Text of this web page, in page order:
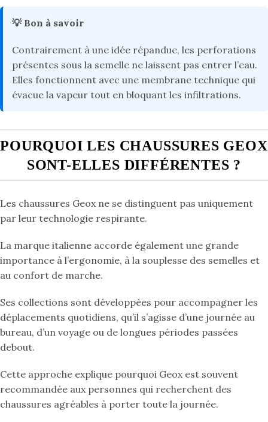
💡 Bon à savoir
Contrairement à une idée répandue, les perforations
présentes sous la semelle ne laissent pas entrer l’eau.
Elles fonctionnent avec une membrane technique qui
évacue la vapeur tout en bloquant les infiltrations.
POURQUOI LES CHAUSSURES GEOX
SONT-ELLES DIFFÉRENTES ?
Les chaussures Geox ne se distinguent pas uniquement
par leur technologie respirante.
La marque italienne accorde également une grande
importance à l’ergonomie, à la souplesse des semelles et
au confort de marche.
Ses collections sont développées pour accompagner les
déplacements quotidiens, qu’il s’agisse d’une journée au
bureau, d’un voyage ou de longues périodes passées
debout.
Cette approche explique pourquoi Geox est souvent
recommandée aux personnes qui recherchent des
chaussures agréables à porter toute la journée.